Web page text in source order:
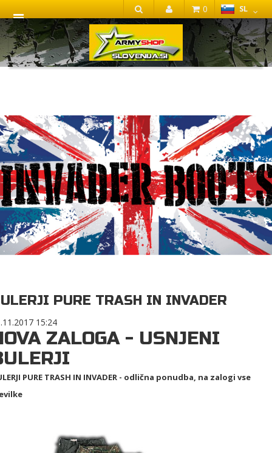
IŠČI
SL
0
PURE TRASH IN INVADER
15:24
ZALOGA - USNJENI
PURE TRASH IN INVADER - odlična ponudba, na zalogi vse